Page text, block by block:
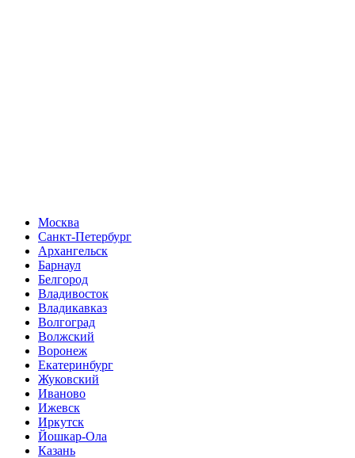
Москва
Санкт-Петербург
Архангельск
Барнаул
Белгород
Владивосток
Владикавказ
Волгоград
Волжский
Воронеж
Екатеринбург
Жуковский
Иваново
Ижевск
Иркутск
Йошкар-Ола
Казань